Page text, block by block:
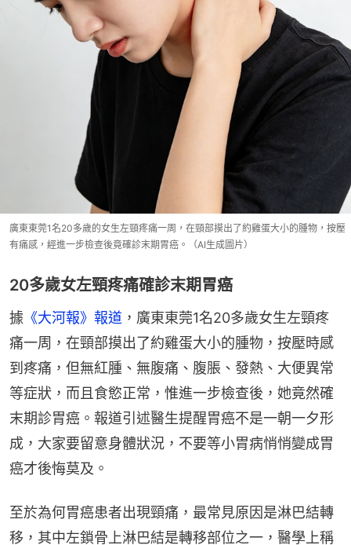
廣東東莞1名20多歲的女生左頸疼痛一周，在頸部摸出了約雞蛋大小的腫物，按壓
有痛感，經進一步檢查後竟確診末期胃癌。（AI生成圖片）
20多歲女左頸疼痛確診末期胃癌
據 《大河報》報道 ，廣東東莞1名20多歲女生左頸疼
痛一周，在頸部摸出了約雞蛋大小的腫物，按壓時感
到疼痛，但無紅腫、無腹痛、腹脹、發熱、大便異常
等症狀，而且食慾正常，惟進一步檢查後，她竟然確
末期診胃癌。報道引述醫生提醒胃癌不是一朝一夕形
成，大家要留意身體狀況，不要等小胃病悄悄變成胃
癌才後悔莫及。
至於為何胃癌患者出現頸痛，最常見原因是淋巴結轉
移，其中左鎖骨上淋巴結是轉移部位之一，醫學上稱